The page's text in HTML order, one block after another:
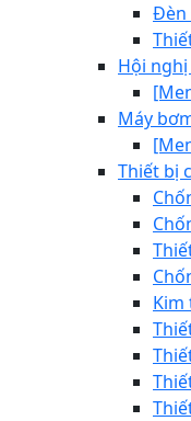
Đèn
Hội
Máy
Thiết bị
Kim